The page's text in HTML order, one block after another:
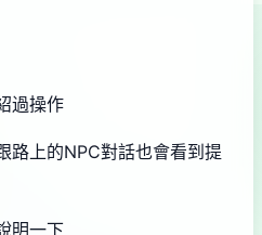
過操作
路上的NPC對話也會看到提
明一下